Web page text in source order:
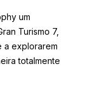
um
Turismo 7,
a explorarem
totalmente